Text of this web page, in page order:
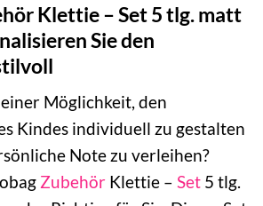
Klettie – Set 5 tlg. matt
Sie den
Möglichkeit, den
Kindes individuell zu gestalten
Note zu verleihen?
Zubehör Klettie – Set 5 tlg.